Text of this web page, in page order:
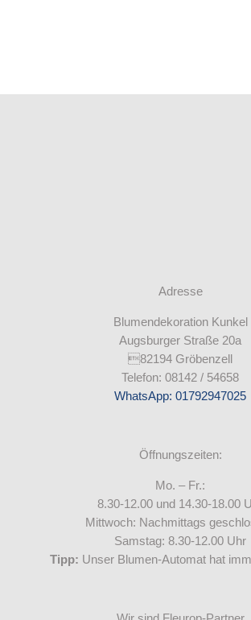
Adresse
Blumendekoration Kunkel
Augsburger Straße 20a
82194 Gröbenzell
Telefon: 08142 / 54658
WhatsApp: 01792947025
Öffnungszeiten:
Mo. – Fr.:
8.30-12.00 und 14.30-18.00
Mittwoch: Nachmittags
Samstag: 8.30-12.00 Uhr
Tipp: Unser Blumen-Automat hat